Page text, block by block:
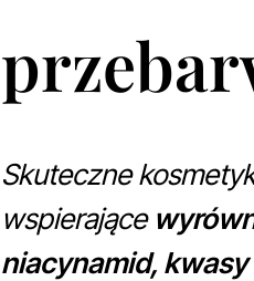
Skuteczne
wspierające
niacynamid,